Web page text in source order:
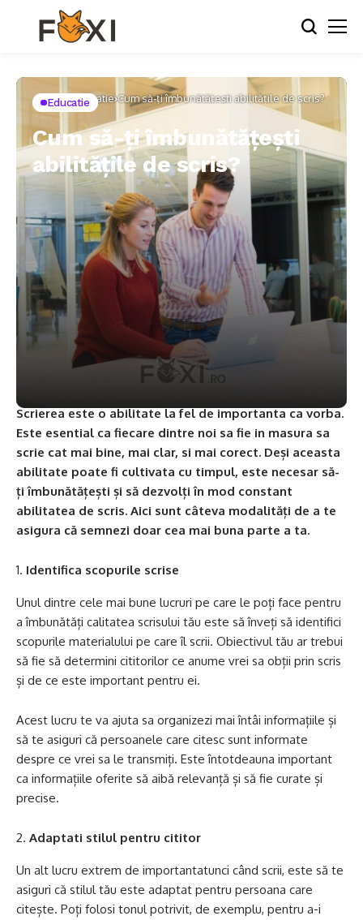
Home Educatie Cum să-ți îmbunătățești abilitățile de scris?
Educatie
Cum să-ți îmbunătățești
abilitățile de scris?
Scrierea este o abilitate la fel de importanta ca vorba.
Este esential ca fiecare dintre noi sa fie in masura sa
scrie cat mai bine, mai clar, si mai corect. Deși aceasta
abilitate poate fi cultivata cu timpul, este necesar să-
ți îmbunătățești și să dezvolți în mod constant
abilitatea de scris. Aici sunt câteva modalități de a te
asigura că semnezi doar cea mai buna parte a ta.
Identifica scopurile scrise
Unul dintre cele mai bune lucruri pe care le poți face pentru
a îmbunătăți calitatea scrisului tău este să înveți să identifici
scopurile materialului pe care îl scrii. Obiectivul tău ar trebui
să fie să determini cititorilor ce anume vrei sa obții prin scris
și de ce este important pentru ei.
Acest lucru te va ajuta sa organizezi mai întâi informațiile și
să te asiguri că persoanele care citesc sunt informate
despre ce vrei sa le transmiți. Este întotdeauna important
ca informațiile oferite să aibă relevanță și să fie curate și
precise.
Adaptati stilul pentru cititor
Un alt lucru extrem de importantatunci când scrii, este să te
asiguri că stilul tău este adaptat pentru persoana care
citește. Poți folosi tonul potrivit, de exemplu, pentru a-i